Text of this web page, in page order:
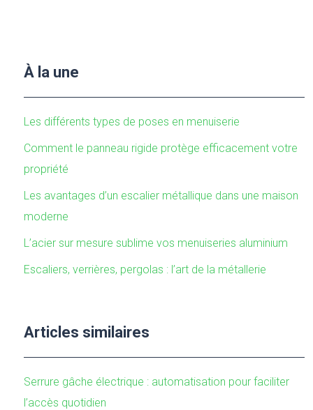
À la une
Les différents types de poses en menuiserie
Comment le panneau rigide protège efficacement votre
propriété
Les avantages d’un escalier métallique dans une maison
moderne
L’acier sur mesure sublime vos menuiseries aluminium
Escaliers, verrières, pergolas : l’art de la métallerie
Articles similaires
Serrure gâche électrique : automatisation pour faciliter
l’accès quotidien